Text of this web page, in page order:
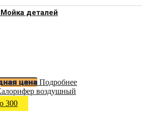
деталей
цена Подробнее
300